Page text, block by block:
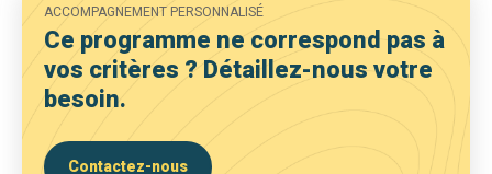
ACCOMPAGNEMENT PERSONNALISÉ
Ce programme ne correspond pas à
vos critères ? Détaillez-nous votre
besoin.
Contactez-nous